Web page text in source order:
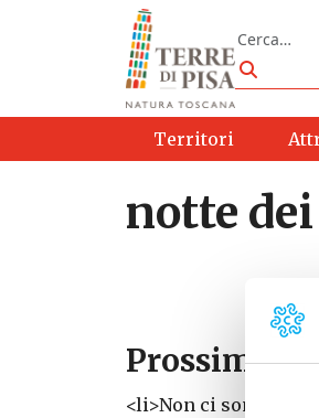
Vai al contenuto
Cerca
Cerca
Territori
notte
Prossimi
<li>Non ci sono